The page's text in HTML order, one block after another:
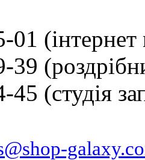
01
39
45 (студія